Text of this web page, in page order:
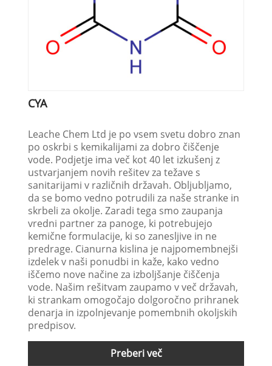
CYA
Leache Chem Ltd je po vsem svetu dobro znan
po oskrbi s kemikalijami za dobro čiščenje
vode. Podjetje ima več kot 40 let izkušenj z
ustvarjanjem novih rešitev za težave s
sanitarijami v različnih državah. Obljubljamo,
da se bomo vedno potrudili za naše stranke in
skrbeli za okolje. Zaradi tega smo zaupanja
vredni partner za panoge, ki potrebujejo
kemične formulacije, ki so zanesljive in ne
predrage. Cianurna kislina je najpomembnejši
izdelek v naši ponudbi in kaže, kako vedno
iščemo nove načine za izboljšanje čiščenja
vode. Našim rešitvam zaupamo v več državah,
ki strankam omogočajo dolgoročno prihranek
denarja in izpolnjevanje pomembnih okoljskih
predpisov.
Preberi več